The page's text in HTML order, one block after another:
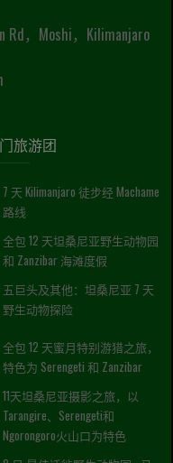
Rd，Moshi，Kilimanjaro
旅游团
7 天 Kilimanjaro 徒步经 Machame
路线
全包 12 天坦桑尼亚野生动物园
和 Zanzibar 海滩度假
五巨头及其他：坦桑尼亚 7 天
野生动物探险
全包 12 天蜜月特别游猎之旅，
特色为 Serengeti 和 Zanzibar
11天坦桑尼亚摄影之旅，以
Tarangire、Serengeti和
Ngorongoro火山口为特色